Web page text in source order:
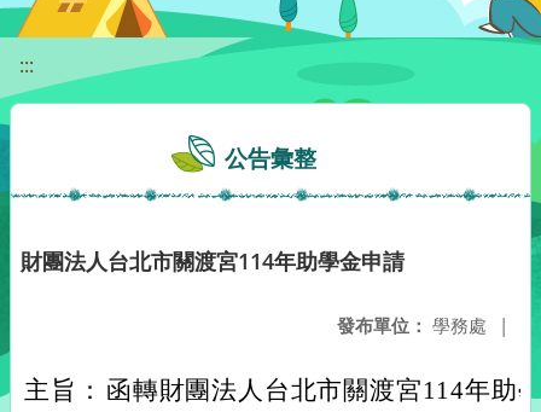
:::
公告彙整
財團法人台北市關渡宮114年助學金申請
發布單位： 學務處 |
主旨： 函轉財團法人台北市關渡宮114年助